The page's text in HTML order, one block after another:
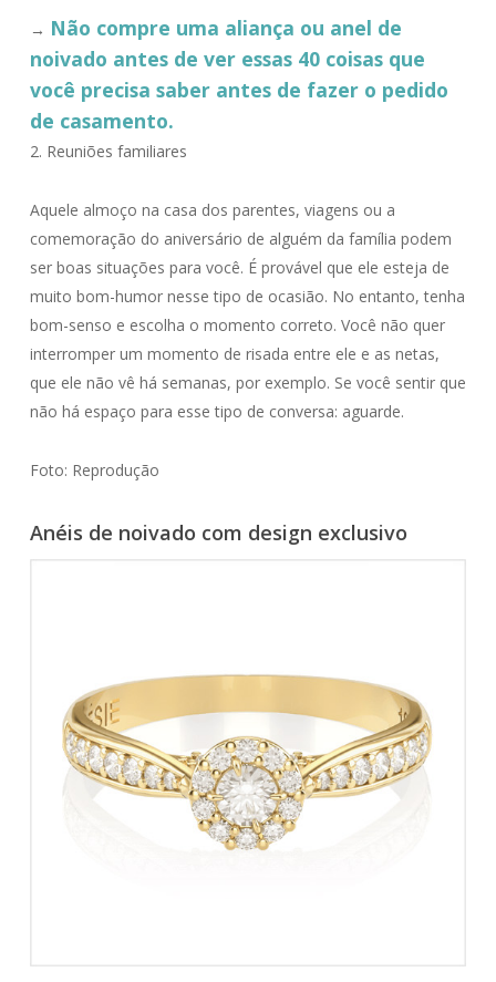
→ Não compre uma aliança ou anel de
noivado antes de ver essas 40 coisas que
você precisa saber antes de fazer o pedido
de casamento.
2. Reuniões familiares
Aquele almoço na casa dos parentes, viagens ou a
comemoração do aniversário de alguém da família podem
ser boas situações para você. É provável que ele esteja de
muito bom-humor nesse tipo de ocasião. No entanto, tenha
bom-senso e escolha o momento correto. Você não quer
interromper um momento de risada entre ele e as netas,
que ele não vê há semanas, por exemplo. Se você sentir que
não há espaço para esse tipo de conversa: aguarde.
Foto: Reprodução
Anéis de noivado com design exclusivo